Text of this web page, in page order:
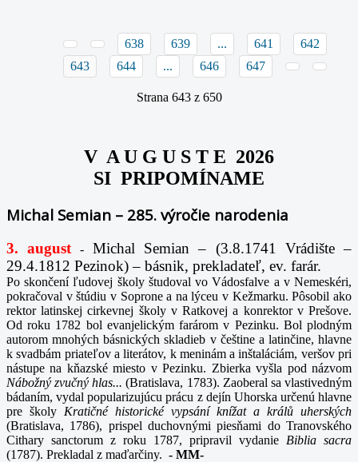
638 639 ... 641
642
643
644 ... 646 647
Strana 643 z 650
V A U G U S T E 2026
SI PRIPOMÍNAME
Michal Semian – 285. výročie narodenia
3. august -Michal Semian – (3.8.1741 Vrádište –
29.4.1812 Pezinok) – básnik, prekladateľ, ev. farár.
Po skončení ľudovej školy študoval vo Vádosfalve a v Nemeskéri,
pokračoval v štúdiu v Soprone a na lýceu v Kežmarku. Pôsobil ako
rektor latinskej cirkevnej školy v Ratkovej a konrektor v Prešove.
Od roku 1782 bol evanjelickým farárom v Pezinku. Bol plodným
autorom mnohých básnických skladieb v češtine a latinčine, hlavne
k svadbám priateľov a literátov, k meninám a inštaláciám, veršov pri
nástupe na kňazské miesto v Pezinku. Zbierka vyšla pod názvom
Nábožný zvučný hlas...(Bratislava, 1783). Zaoberal sa vlastivedným
bádaním, vydal popularizujúcu prácu z dejín Uhorska určenú hlavne
pre školy Kratičné historické vypsání knížat a králů uherských
(Bratislava, 1786), prispel duchovnými piesňami do Tranovského
Cithary sanctorum z roku 1787, pripravil vydanie Biblia sacra
(1787). Prekladal z maďarčiny. - MM-